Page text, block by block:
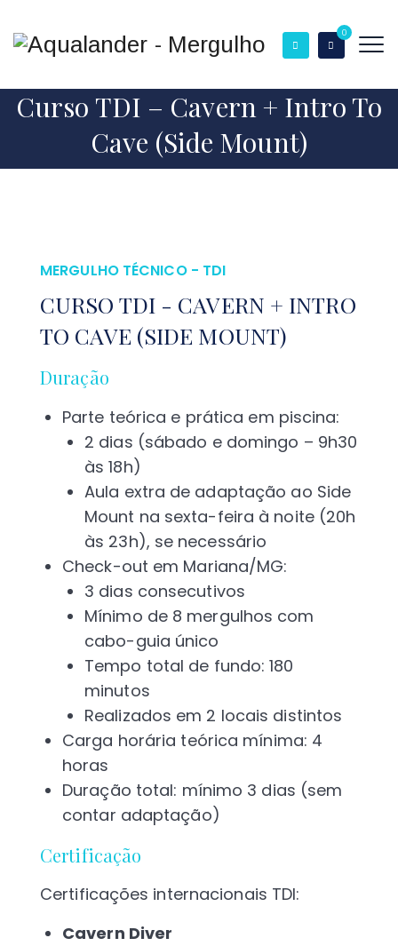
0
Curso TDI – Cavern + Intro To
Cave (Side Mount)
MERGULHO TÉCNICO - TDI
CURSO TDI - CAVERN + INTRO
TO CAVE (SIDE MOUNT)
Duração
Parte teórica e prática em piscina:
2 dias (sábado e domingo – 9h30
às 18h)
Aula extra de adaptação ao Side
Mount na sexta-feira à noite (20h
às 23h), se necessário
Check-out em Mariana/MG:
3 dias consecutivos
Mínimo de 8 mergulhos com
cabo-guia único
Tempo total de fundo: 180
minutos
Realizados em 2 locais distintos
Carga horária teórica mínima: 4
horas
Duração total: mínimo 3 dias (sem
contar adaptação)
Certificação
Certificações internacionais TDI:
Cavern Diver